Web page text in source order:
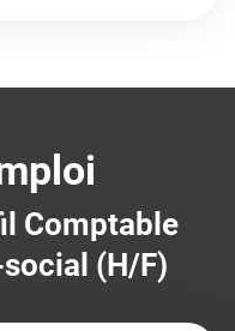
Comptable
(H/F)